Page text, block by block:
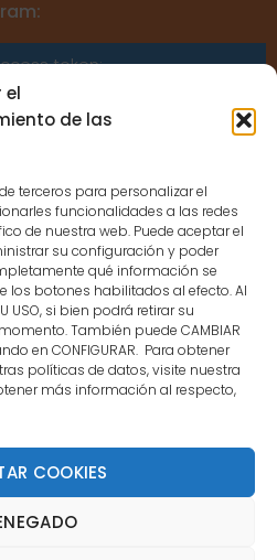
el
de las
terceros para personalizar el
funcionalidades a las redes
de nuestra web. Puede aceptar el
su configuración y poder
qué información se
los botones habilitados al efecto. Al
USO, si bien podrá retirar su
También puede CAMBIAR
en CONFIGURAR. Para obtener
políticas de datos, visite nuestra
más información al respecto,
COOKIES
token:
are not allowed
is not a confirmed